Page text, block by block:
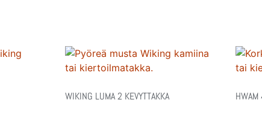
WIKING LUMA 2 KEVYTTAKKA HWAM